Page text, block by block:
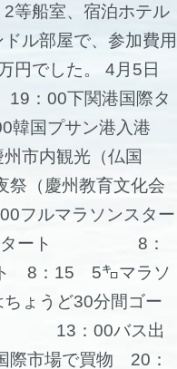
等船室、宿泊ホテル
ル部屋で、参加費用
円でした。 4月5日
：00下関港国際タ
韓国プサン港入港
市内観光（仏国
慶州教育文化会
フルマラソンスター
ンスタート 8：
8：15 5㌔マラソ
うど30分間ゴー
） 13：00バス出
市場で買物 20：